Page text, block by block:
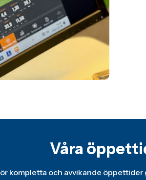
Våra
kompletta och avvikande öppettider